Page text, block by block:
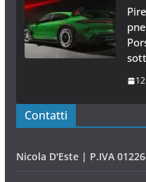
Contatti
Nicola D'Este | P.IVA